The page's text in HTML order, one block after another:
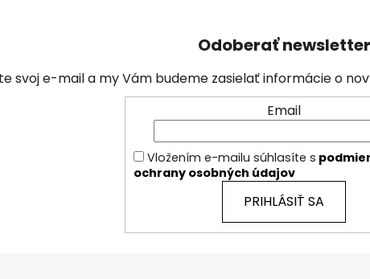
Odoberať newsletter
svoj e-mail a my Vám budeme zasielať informácie o
Email
Vložením e-mailu súhlasíte s
ochrany osobných údajov
PRIHLÁSIŤ SA